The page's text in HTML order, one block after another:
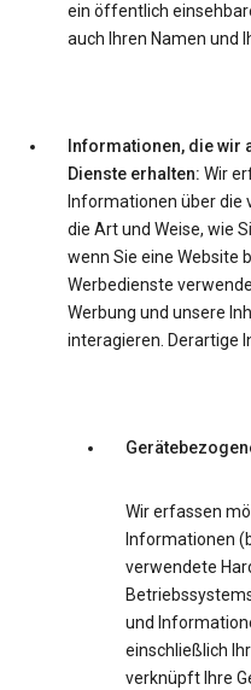
ein öffentlich
auch Ihren Namen und
Informationen, die wir
Dienste erhalten: Wir
Informationen über die
die Art und Weise, wie
wenn Sie eine Website
Werbedienste
Werbung und unsere
interagieren. Derartige
Wir erfassen
Informationen
verwendete
und
einschließlich
verknüpft Ihre